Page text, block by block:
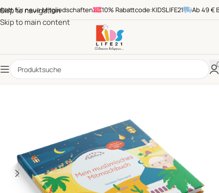
Skip to navigation
Skip to main content
für neue Mitgliedschaften 10% Rabattcode:KIDSLIFE21 Ab 49 €